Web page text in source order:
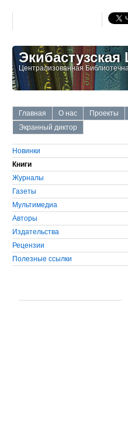
Централизованная
Главная О нас Проекты
Экранный диктор
Новинки
Книги
Журналы
Газеты
Мультимедиа
Авторы
Издательства
Рецензии
Полезные ссылки